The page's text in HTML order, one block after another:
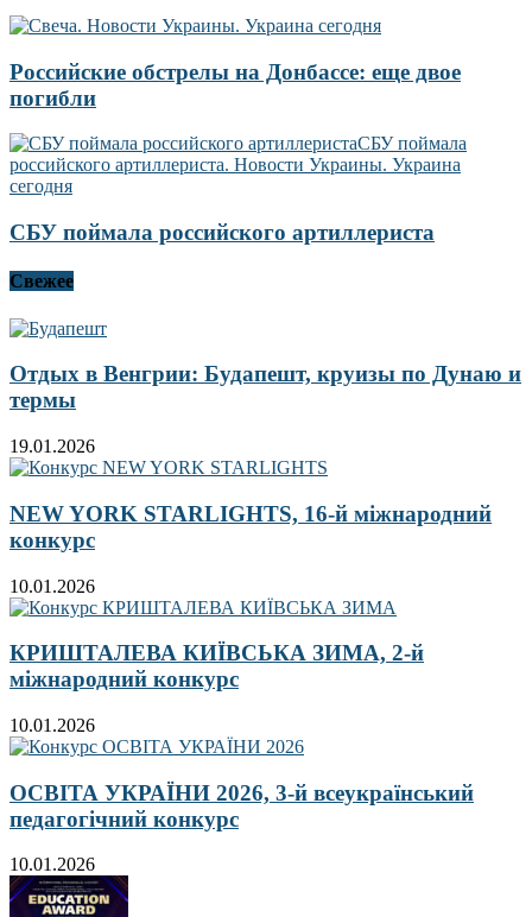
Российские обстрелы на Донбассе: еще двое
погибли
СБУ поймала российского артиллериста
Свежее
Отдых в Венгрии: Будапешт, круизы по Дунаю и
термы
19.01.2026
NEW YORK STARLIGHTS, 16-й міжнародний
конкурс
10.01.2026
КРИШТАЛЕВА КИЇВСЬКА ЗИМА, 2-й
міжнародний конкурс
10.01.2026
ОСВІТА УКРАЇНИ 2026, 3-й всеукраїнський
педагогічний конкурс
10.01.2026